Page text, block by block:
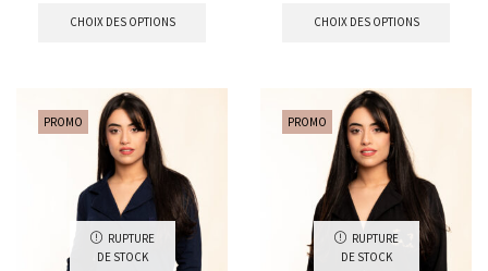
CHOIX DES OPTIONS CHOIX DES OPTIONS
PROMO
RUPTURE
DE STOCK
PROMO
RUPTURE
DE STOCK